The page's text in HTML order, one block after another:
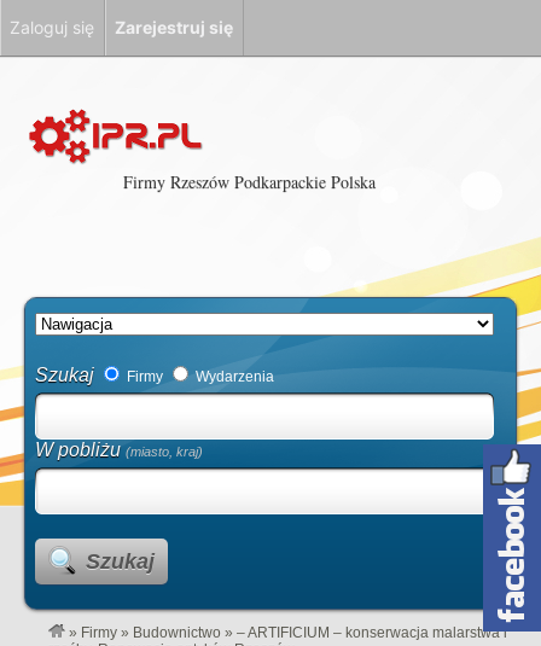
Firmy Rzeszów Podkarpackie Polska
Szukaj Firmy Wydarzenia
W pobliżu (miasto, kraj)
Szukaj
» Firmy » Budownictwo » – ARTIFICIUM – konserwacja malarstwa i
Zaloguj się Zarejestruj się